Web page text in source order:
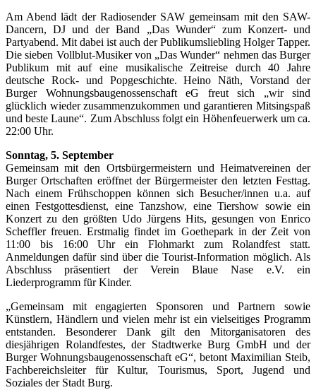
Am Abend lädt der Radiosender SAW gemeinsam mit den SAW-
Dancern, DJ und der Band „Das Wunder“ zum Konzert- und
Partyabend. Mit dabei ist auch der Publikumsliebling Holger Tapper.
Die sieben Vollblut-Musiker von „Das Wunder“ nehmen das Burger
Publikum mit auf eine musikalische Zeitreise durch 40 Jahre
deutsche Rock- und Popgeschichte. Heino Näth, Vorstand der
Burger Wohnungsbaugenossenschaft eG freut sich „wir sind
glücklich wieder zusammenzukommen und garantieren Mitsingspaß
und beste Laune“. Zum Abschluss folgt ein Höhenfeuerwerk um ca.
22:00 Uhr.
Sonntag, 5. September
Gemeinsam mit den Ortsbürgermeistern und Heimatvereinen der
Burger Ortschaften eröffnet der Bürgermeister den letzten Festtag.
Nach einem Frühschoppen können sich Besucher/innen u.a. auf
einen Festgottesdienst, eine Tanzshow, eine Tiershow sowie ein
Konzert zu den größten Udo Jürgens Hits, gesungen von Enrico
Scheffler freuen. Erstmalig findet im Goethepark in der Zeit von
11:00 bis 16:00 Uhr ein Flohmarkt zum Rolandfest statt.
Anmeldungen dafür sind über die Tourist-Information möglich. Als
Abschluss präsentiert der Verein Blaue Nase e.V. ein
Liederprogramm für Kinder.
„Gemeinsam mit engagierten Sponsoren und Partnern sowie
Künstlern, Händlern und vielen mehr ist ein vielseitiges Programm
entstanden. Besonderer Dank gilt den Mitorganisatoren des
diesjährigen Rolandfestes, der Stadtwerke Burg GmbH und der
Burger Wohnungsbaugenossenschaft eG“, betont Maximilian Steib,
Fachbereichsleiter für Kultur, Tourismus, Sport, Jugend und
Soziales der Stadt Burg.